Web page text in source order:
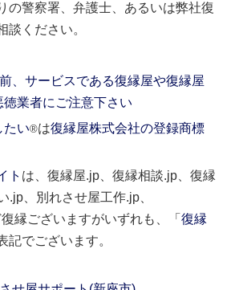
の警察署、弁護士、あるいは弊社復
談ください。
、サービスである復縁屋や復縁屋
業者にご注意下さい
たい®は復縁屋株式会社の登録商標
ト は、復縁屋.jp、復縁相談.jp、復縁
.jp、別れさせ屋工作.jp、
縁ございますがいずれも、「復縁
記でございます。